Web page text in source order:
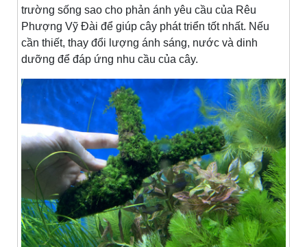
trường sống sao cho phản ánh yêu cầu của Rêu
Phượng Vỹ Đài để giúp cây phát triển tốt nhất. Nếu
cần thiết, thay đổi lượng ánh sáng, nước và dinh
dưỡng để đáp ứng nhu cầu của cây.